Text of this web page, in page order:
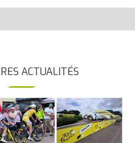
ACTUALITÉS